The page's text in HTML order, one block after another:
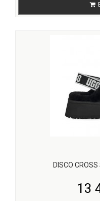
DISCO
13